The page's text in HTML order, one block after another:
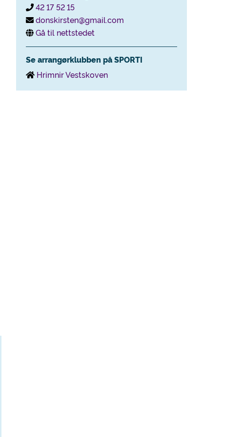
42 17 52 15
donskirsten@gmail.com
Gå til nettstedet
Se arrangørklubben på SPORTI
Hrimnir Vestskoven